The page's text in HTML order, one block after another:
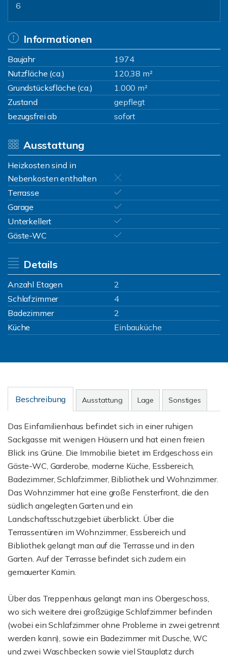
6
Informationen
Baujahr
1974
Nutzfläche (ca.)
120,38 m²
Grundstücksfläche (ca.)
1.000 m²
Zustand
gepflegt
bezugsfrei ab
sofort
Ausstattung
Heizkosten sind in
Nebenkosten enthalten
Terrasse
Garage
Unterkellert
Gäste-WC
Details
Anzahl Etagen
2
Schlafzimmer
4
Badezimmer
2
Küche
Einbauküche
Beschreibung Ausstattung Lage Sonstiges
Das Einfamilienhaus befindet sich in einer ruhigen
Sackgasse mit wenigen Häusern und hat einen freien
Blick ins Grüne. Die Immobilie bietet im Erdgeschoss ein
Gäste-WC, Garderobe, moderne Küche, Essbereich,
Badezimmer, Schlafzimmer, Bibliothek und Wohnzimmer.
Das Wohnzimmer hat eine große Fensterfront, die den
südlich angelegten Garten und ein
Landschaftsschutzgebiet überblickt. Über die
Terrassentüren im Wohnzimmer, Essbereich und
Bibliothek gelangt man auf die Terrasse und in den
Garten. Auf der Terrasse befindet sich zudem ein
gemauerter Kamin.
Über das Treppenhaus gelangt man ins Obergeschoss,
wo sich weitere drei großzügige Schlafzimmer befinden
(wobei ein Schlafzimmer ohne Probleme in zwei getrennt
werden kann), sowie ein Badezimmer mit Dusche, WC
und zwei Waschbecken sowie viel Stauplatz durch